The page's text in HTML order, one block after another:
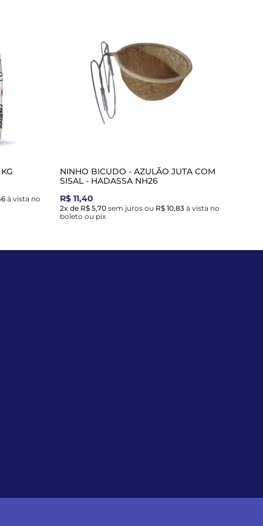
à vista no
NINHO BICUDO - AZULÃO JUTA COM
SISAL - HADASSA NH26
R$ 11,40
2x de R$ 5,70 sem juros ou R$ 10,83 à vista no
boleto ou pix